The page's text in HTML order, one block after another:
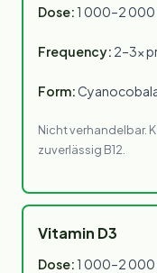
Dose: 1 000–2 000
Frequency: 2–3×
Form:
Nicht verhandelbar.
zuverlässig B12.
Vitamin D3
Dose: 1 000–2 000